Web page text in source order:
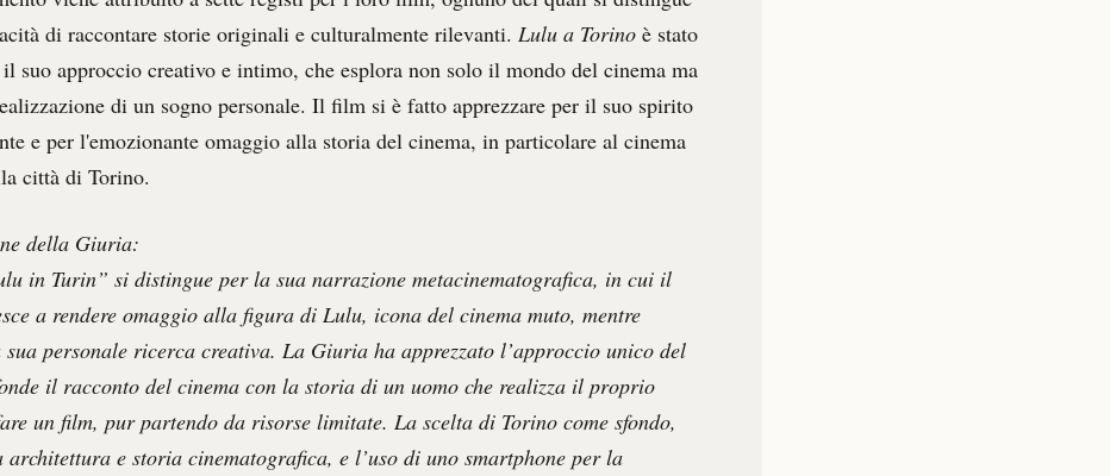
di raccontare storie originali e culturalmente rilevanti. Lulu a Torino è stato
suo approccio creativo e intimo, che esplora non solo il mondo del cinema ma
di un sogno personale. Il film si è fatto apprezzare per il suo spirito
e per l'emozionante omaggio alla storia del cinema, in particolare al cinema
città di Torino.
della Giuria:
in Turin” si distingue per la sua narrazione metacinematografica, in cui il
a rendere omaggio alla figura di Lulu, icona del cinema muto, mentre
personale ricerca creativa. La Giuria ha apprezzato l’approccio unico del
il racconto del cinema con la storia di un uomo che realizza il proprio
un film, pur partendo da risorse limitate. La scelta di Torino come sfondo,
architettura e storia cinematografica, e l’uso di uno smartphone per la